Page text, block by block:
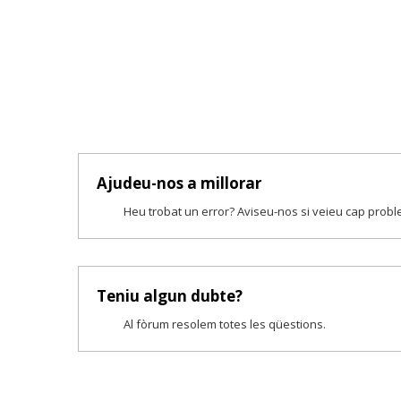
Ajudeu-nos a millorar
Heu trobat un error? Aviseu-nos si veieu cap
Teniu algun dubte?
Al fòrum resolem totes les qüestions.